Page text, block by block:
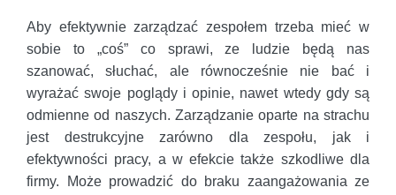
Aby efektywnie zarządzać zespołem trzeba mieć w
sobie to „coś” co sprawi, ze ludzie będą nas
szanować, słuchać, ale równocześnie nie bać i
wyrażać swoje poglądy i opinie, nawet wtedy gdy są
odmienne od naszych. Zarządzanie oparte na strachu
jest destrukcyjne zarówno dla zespołu, jak i
efektywności pracy, a w efekcie także szkodliwe dla
firmy. Może prowadzić do braku zaangażowania ze